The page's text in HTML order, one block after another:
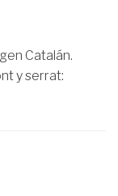
Catalán.
y serrat: